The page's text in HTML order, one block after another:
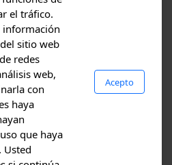
el tráfico.
información
sitio web
redes
web,
con
haya
que haya
Usted
Acepto